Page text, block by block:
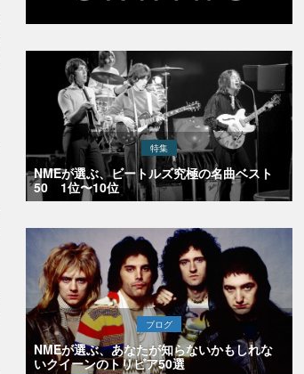
特集
NMEが選ぶ、ビートルズ究極の名曲ベスト
50 1位〜10位
ブログ
NMEが選ぶ、あなたが知らないかもしれな
いクイーンのトリビア50選